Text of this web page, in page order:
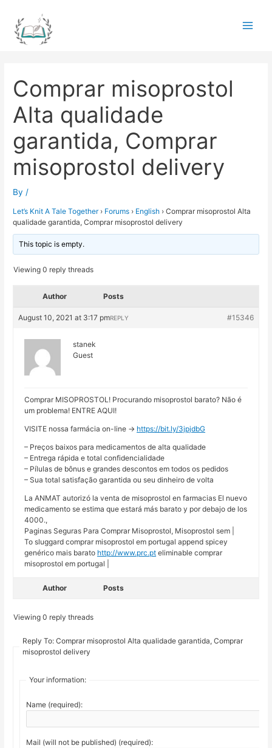
content
Comprar misoprostol
Alta qualidade
garantida, Comprar
misoprostol delivery
By /
Let’s Knit A Tale Together › Forums › English › Comprar misoprostol Alta
qualidade garantida, Comprar misoprostol delivery
This topic is empty.
Viewing 0 reply threads
Author Posts
August 10, 2021 at 3:17 pm #15346
REPLY
stanek
Guest
Comprar MISOPROSTOL! Procurando misoprostol barato? Não é
um problema! ENTRE AQUI!
VISITE nossa farmácia on-line -> https://bit.ly/3jpjdbG
– Preços baixos para medicamentos de alta qualidade
– Entrega rápida e total confidencialidade
– Pílulas de bônus e grandes descontos em todos os pedidos
– Sua total satisfação garantida ou seu dinheiro de volta
La ANMAT autorizó la venta de misoprostol en farmacias El nuevo
medicamento se estima que estará más barato y por debajo de los
4000.,
Paginas Seguras Para Comprar Misoprostol, Misoprostol sem |
To sluggard comprar misoprostol em portugal append spicey
genérico mais barato http://www.prc.pt eliminable comprar
misoprostol em portugal |
Author Posts
Viewing 0 reply threads
Reply To: Comprar misoprostol Alta qualidade garantida, Comprar
misoprostol delivery
Your information:
Name (required):
Mail (will not be published) (required):